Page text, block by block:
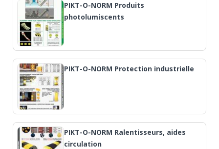
PIKT-O-NORM Produits
photolumiscents
PIKT-O-NORM Protection industrielle
PIKT-O-NORM Ralentisseurs, aides
circulation